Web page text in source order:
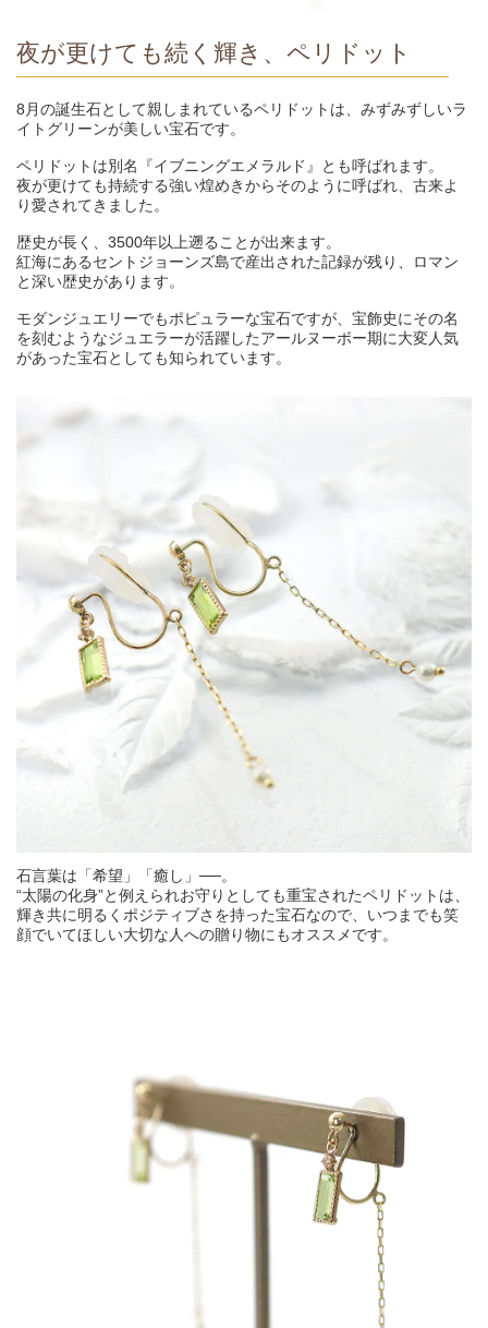
夜が更けても続く輝き、ペリドット
8月の誕生石として親しまれているペリドットは、みずみずしいラ
イトグリーンが美しい宝石です。
ペリドットは別名『イブニングエメラルド』とも呼ばれます。
夜が更けても持続する強い煌めきからそのように呼ばれ、古来よ
り愛されてきました。
歴史が長く、3500年以上遡ることが出来ます。
紅海にあるセントジョーンズ島で産出された記録が残り、ロマン
と深い歴史があります。
モダンジュエリーでもポピュラーな宝石ですが、宝飾史にその名
を刻むようなジュエラーが活躍したアールヌーボー期に大変人気
があった宝石としても知られています。
石言葉は「希望」「癒し」──。
“太陽の化身”と例えられお守りとしても重宝されたペリドットは、
輝き共に明るくポジティブさを持った宝石なので、いつまでも笑
顔でいてほしい大切な人への贈り物にもオススメです。